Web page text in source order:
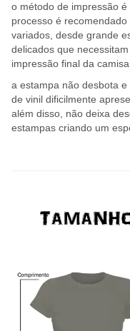
o método de impressão
processo é
variados, desde grande
delicados que
impressão final da
a estampa não desbota
de vinil dificilmente
além disso, não deixa
estampas criando um